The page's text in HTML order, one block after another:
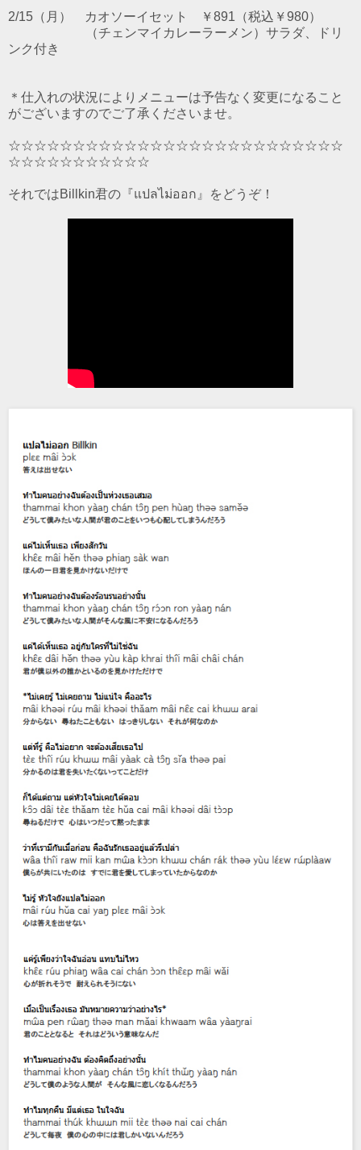
2/15（月） カオソーイセット ￥891（税込￥980）
（チェンマイカレーラーメン）サラダ、ドリ
ンク付き
＊仕入れの状況によりメニューは予告なく変更になること
がございますのでご了承くださいませ。
☆☆☆☆☆☆☆☆☆☆☆☆☆☆☆☆☆☆☆☆☆☆☆☆☆☆
☆☆☆☆☆☆☆☆☆☆☆
それではBillkin君の『แปลไม่ออก』をどうぞ！